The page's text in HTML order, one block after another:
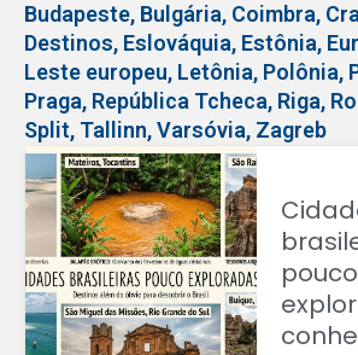
Budapeste, Bulgária, Coimbra,
Destinos, Eslováquia, Estônia,
Leste europeu, Letônia, Polônia,
Praga, República Tcheca, Riga,
Split, Tallinn,Varsóvia, Zagreb
pouco